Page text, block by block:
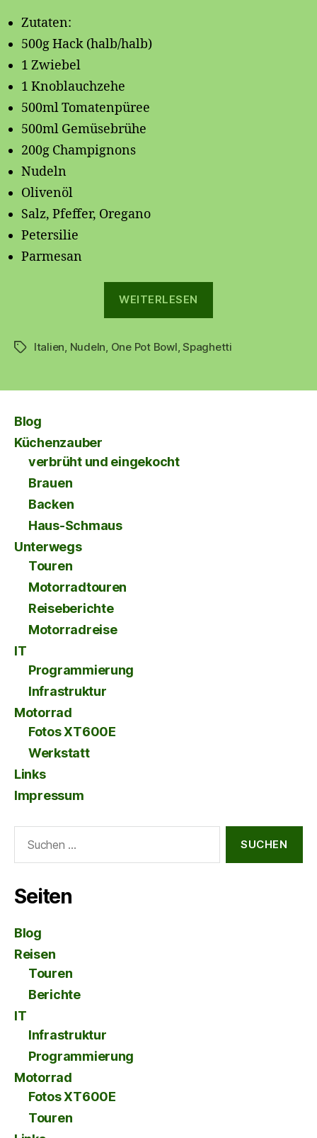
Zutaten:
500g Hack (halb/halb)
1 Zwiebel
1 Knoblauchzehe
500ml Tomatenpüree
500ml Gemüsebrühe
200g Champignons
Nudeln
Olivenöl
Salz, Pfeffer, Oregano
Petersilie
Parmesan
WEITERLESEN
Pot
🍝“
Schlagwörter
Italien Nudeln One Pot Bowl ,Spaghetti
Blog
Küchenzauber
verbrüht und eingekocht
Brauen
Backen
Haus-Schmaus
Unterwegs
Touren
Motorradtouren
Reiseberichte
Motorradreise
IT
Programmierung
Infrastruktur
Motorrad
Fotos XT600E
Werkstatt
Links
Impressum
nach:
Seiten
Blog
Reisen
Touren
Berichte
IT
Infrastruktur
Programmierung
Motorrad
Fotos XT600E
Touren